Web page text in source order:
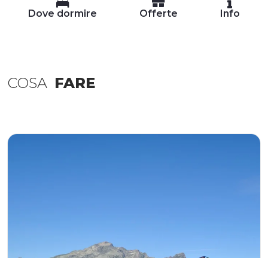
Dove dormire Offerte Info
COSA FARE